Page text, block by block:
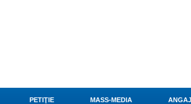
PETIŢIE MASS-MEDIA